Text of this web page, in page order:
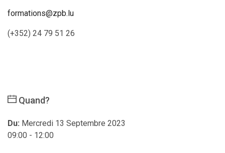
formations@zpb.lu
(+352) 24 79 51 26
Quand?
Du: Mercredi 13 Septembre 2023
09:00 - 12:00